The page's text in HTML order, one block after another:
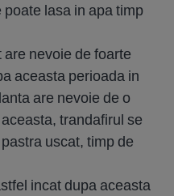
lasa in apa timp
nevoie de foarte
aceasta perioada in
are nevoie de o
trandafirul se
uscat, timp de
incat dupa aceasta